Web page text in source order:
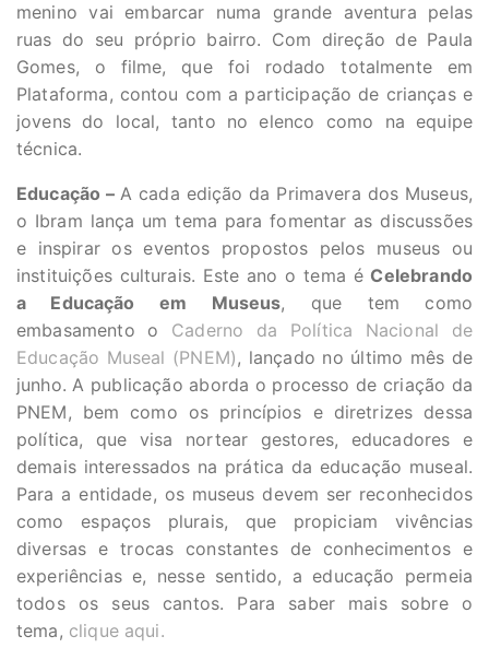
menino vai embarcar numa grande aventura pelas
ruas do seu próprio bairro. Com direção de Paula
Gomes, o filme, que foi rodado totalmente em
Plataforma, contou com a participação de crianças e
jovens do local, tanto no elenco como na equipe
técnica.
Educação –A cada edição da Primavera dos Museus,
o Ibram lança um tema para fomentar as discussões
e inspirar os eventos propostos pelos museus ou
instituições culturais. Este ano o tema é Celebrando
a Educação em Museus, que tem como
embasamento o Caderno da Política Nacional de
Educação Museal (PNEM), lançado no último mês de
junho. A publicação aborda o processo de criação da
PNEM, bem como os princípios e diretrizes dessa
política, que visa nortear gestores, educadores e
demais interessados na prática da educação museal.
Para a entidade, os museus devem ser reconhecidos
como espaços plurais, que propiciam vivências
diversas e trocas constantes de conhecimentos e
experiências e, nesse sentido, a educação permeia
todos os seus cantos. Para saber mais sobre o
tema, clique aqui.